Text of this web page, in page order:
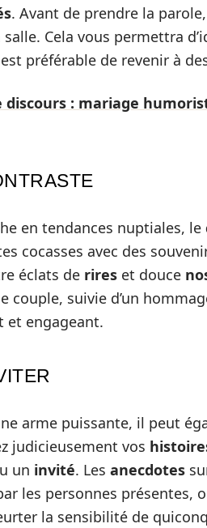
. Avant de prendre la
salle. Cela vous permettra
préférable de revenir à
discours : mariage
en tendances nuptiales, le
cocasses avec des
éclats de rires et douce
couple, suivie d’un
et engageant.
arme puissante, il peut
judicieusement vos
un invité. Les anecdotes
les personnes présentes,
la sensibilité de